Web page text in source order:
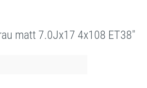
matt 7.0Jx17 4x108 ET38"